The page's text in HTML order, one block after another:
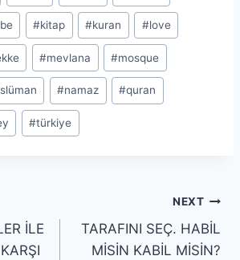
#kitap #kuran #love
#mevlana #mosque
#namaz #quran
#türkiye
İLE
NEXT
TARAFINI SEÇ. HABİL
MİSİN KABİL MİSİN?